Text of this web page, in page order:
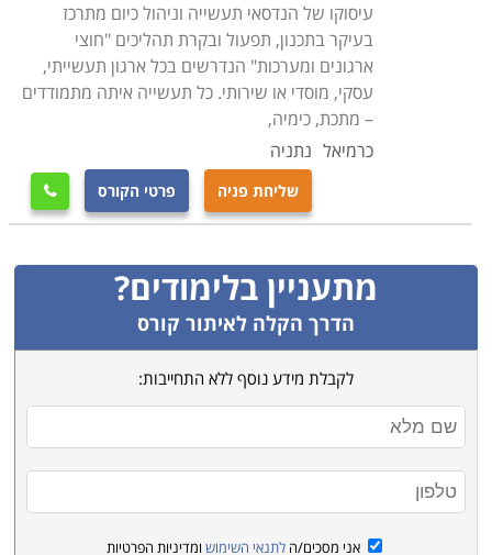
עיסוקו של הנדסאי תעשייה וניהול כיום מתרכז
בעיקר בתכנון, תפעול ובקרת תהליכים "חוצי
ארגונים ומערכות" הנדרשים בכל ארגון תעשייתי,
עסקי, מוסדי או שירותי. כל תעשייה איתה מתמודדים
– מתכת, כימיה,
כרמיאל נתניה
שליחת פניה פרטי הקורס 
מתעניין בלימודים?
הדרך הקלה לאיתור קורס
לקבלת מידע נוסף ללא התחייבות:
אני מסכים/ה לתנאי השימוש ומדיניות הפרטיות